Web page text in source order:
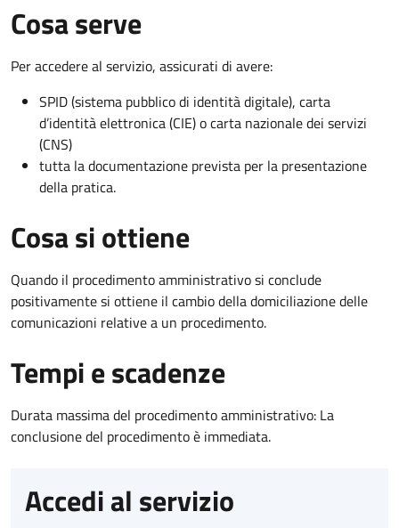
Cosa serve
Per accedere al servizio, assicurati di avere:
SPID (sistema pubblico di identità digitale), carta
d’identità elettronica (CIE) o carta nazionale dei servizi
(CNS)
tutta la documentazione prevista per la presentazione
della pratica.
Cosa si ottiene
Quando il procedimento amministrativo si conclude
positivamente si ottiene il cambio della domiciliazione delle
comunicazioni relative a un procedimento.
Tempi e scadenze
Durata massima del procedimento amministrativo: La
conclusione del procedimento è immediata.
Accedi al servizio